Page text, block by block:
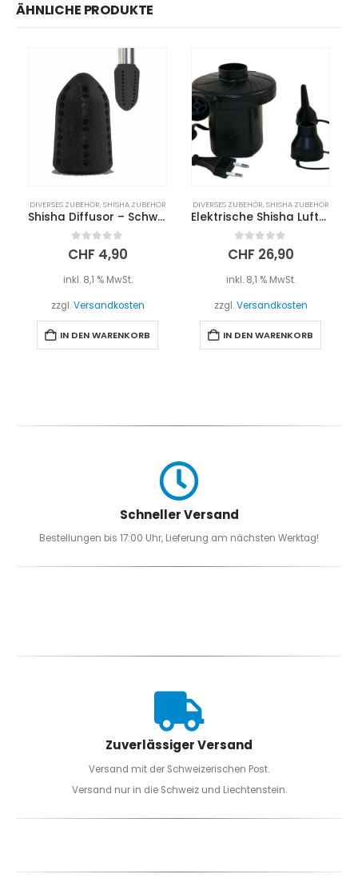
ÄHNLICHE PRODUKTE
DIVERSES ZUBEHÖR,SHISHA ZUBEHÖR
Shisha Diffusor – Schwarz
0 out of 5
CHF 4,90
inkl. 8,1 % MwSt.
zzgl.Versandkosten
IN DEN WARENKORB
DIVERSES ZUBEHÖR,SHISHA ZUBEHÖR
Elektrische Shisha Luftpumpe
0out of 5
CHF 26,90
inkl. 8,1 % MwSt.
zzgl.Versandkosten
IN DEN WARENKORB
Schneller Versand
Bestellungen bis 17:00 Uhr, Lieferung am nächsten Werktag!
Zuverlässiger Versand
Versand mit der Schweizerischen Post.
Versand nur in die Schweiz und Liechtenstein.